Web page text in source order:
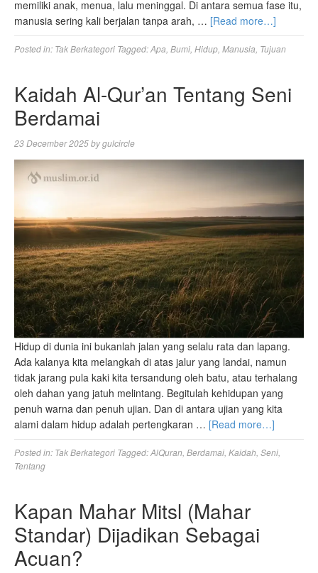
memiliki anak, menua, lalu meninggal. Di antara semua fase itu,
manusia sering kali berjalan tanpa arah, … [Read more…]
Posted in: Tak Berkategori Tagged:Apa Bumi Hidup Manusia Tujuan
Kaidah Al-Qur’an Tentang Seni
Berdamai
23 December 2025bygulcircle
Hidup di dunia ini bukanlah jalan yang selalu rata dan lapang.
Ada kalanya kita melangkah di atas jalur yang landai, namun
tidak jarang pula kaki kita tersandung oleh batu, atau terhalang
oleh dahan yang jatuh melintang. Begitulah kehidupan yang
penuh warna dan penuh ujian. Dan di antara ujian yang kita
alami dalam hidup adalah pertengkaran … [Read more…]
Posted in: Tak Berkategori Tagged:AlQuran Berdamai Kaidah Seni
Tentang
Kapan Mahar Mitsl (Mahar
Standar) Dijadikan Sebagai
Acuan?